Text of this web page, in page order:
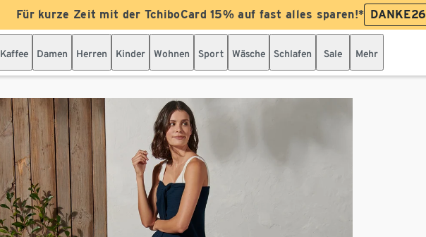
Für kurze Zeit mit der TchiboCard 15% auf fast alles sparen!* DANKE26
Kaffee Damen Herren Kinder Wohnen Sport Wäsche Schlafen Sale Mehr